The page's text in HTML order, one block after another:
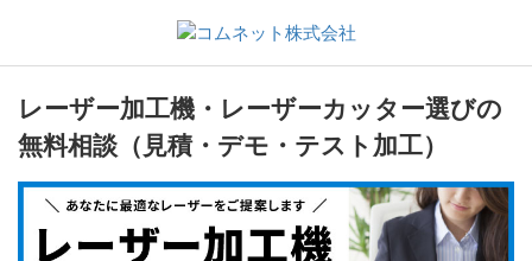
レーザー加工機・レーザーカッター選びの
無料相談（見積・デモ・テスト加工）